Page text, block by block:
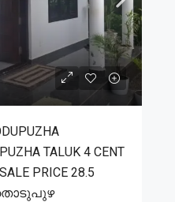
TALUK 4 CENT
PRICE 28.5
തൊടുപുഴ